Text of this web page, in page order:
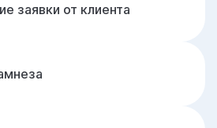
заявки от клиента